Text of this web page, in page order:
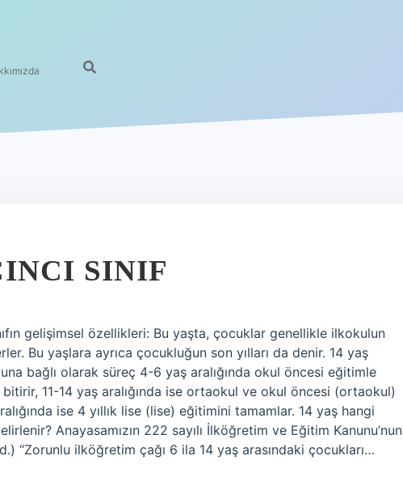
SINIF
gelişimsel özellikleri: Bu yaşta, çocuklar genellikle ilkokulun
Bu yaşlara ayrıca çocukluğun son yılları da denir. 14 yaş
bağlı olarak süreç 4-6 yaş aralığında okul öncesi eğitimle
bitirir, 11-14 yaş aralığında ise ortaokul ve okul öncesi (ortaokul)
ise 4 yıllık lise (lise) eğitimini tamamlar. 14 yaş hangi
Anayasamızın 222 sayılı İlköğretim ve Eğitim Kanunu’nun
“Zorunlu ilköğretim çağı 6 ila 14 yaş arasındaki çocukları…